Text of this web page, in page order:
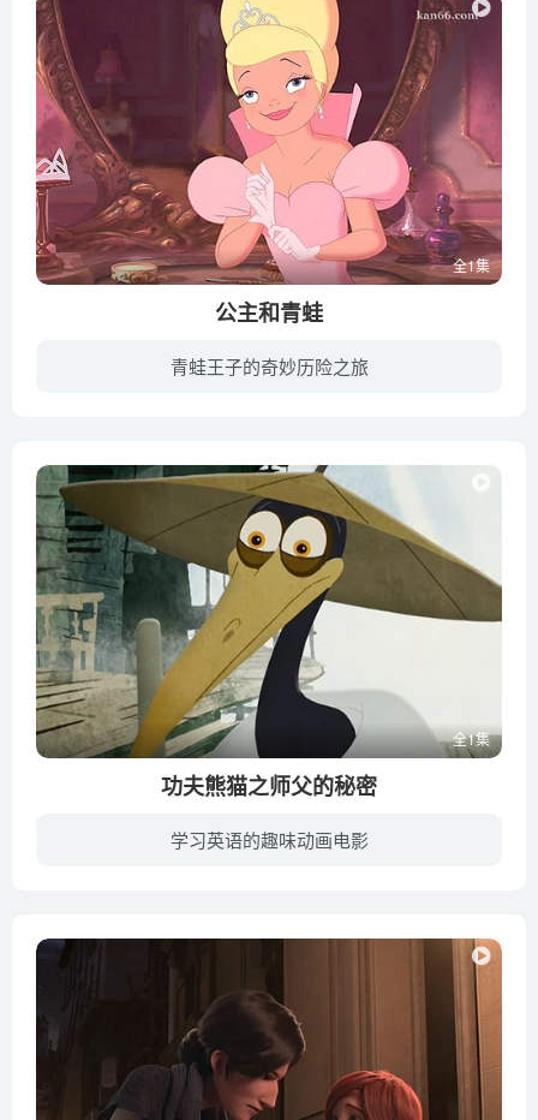
全1集
公主和青蛙
青蛙王子的奇妙历险之旅
全1集
功夫熊猫之师父的秘密
学习英语的趣味动画电影